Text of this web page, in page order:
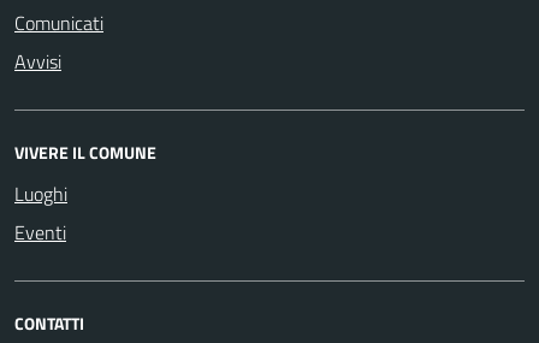
Comunicati
Avvisi
VIVERE IL COMUNE
Luoghi
Eventi
CONTATTI